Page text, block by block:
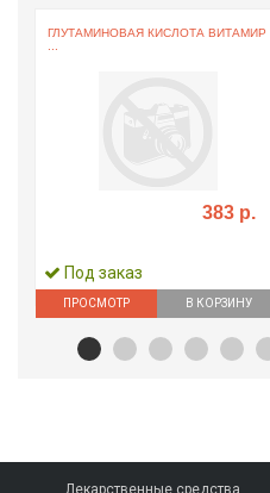
ГЛУТАМИНОВАЯ КИСЛОТА ВИТАМИР
383 р.
Под заказ
ПРОСМОТР В КОРЗИНУ
Лекарственные средства